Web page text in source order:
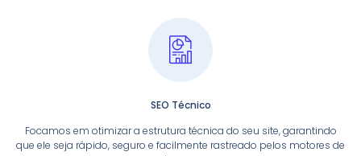
SEO Técnico
Focamos em otimizar a estrutura técnica do seu site, garantindo
que ele seja rápido, seguro e facilmente rastreado pelos motores de